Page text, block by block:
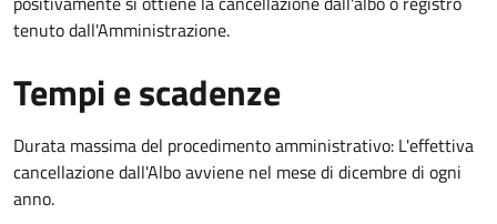
tenuto dall'Amministrazione.
Tempi e scadenze
Durata massima del procedimento amministrativo: L'effettiva
cancellazione dall'Albo avviene nel mese di dicembre di ogni
anno.